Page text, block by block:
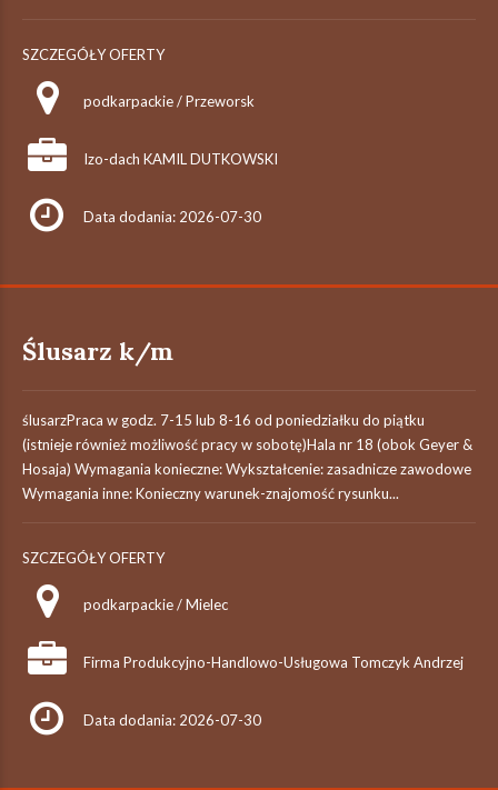
SZCZEGÓŁY OFERTY
podkarpackie / Przeworsk
Izo-dach KAMIL DUTKOWSKI
Data dodania: 2026-07-30
Ślusarz k/m
ślusarzPraca w godz. 7-15 lub 8-16 od poniedziałku do piątku
(istnieje również możliwość pracy w sobotę)Hala nr 18 (obok Geyer &
Hosaja) Wymagania konieczne: Wykształcenie: zasadnicze zawodowe
Wymagania inne: Konieczny warunek-znajomość rysunku...
SZCZEGÓŁY OFERTY
podkarpackie / Mielec
Firma Produkcyjno-Handlowo-Usługowa Tomczyk Andrzej
Data dodania: 2026-07-30